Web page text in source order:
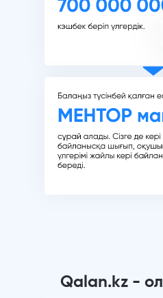
Qalan.kz - ол